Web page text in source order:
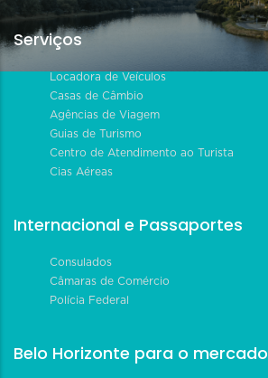
Serviços
Locadora de Veículos
Casas de Câmbio
Agências de Viagem
Guias de Turismo
Centro de Atendimento ao Turista
Cias Aéreas
Internacional e Passaportes
Consulados
Câmaras de Comércio
Polícia Federal
Belo Horizonte para o mercado